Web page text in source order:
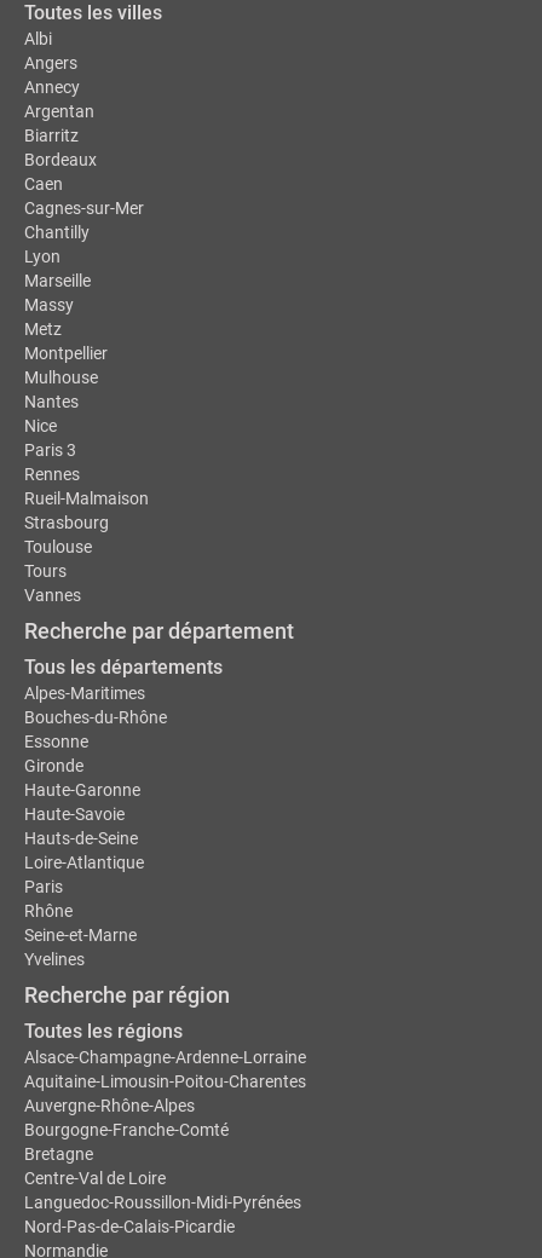
Toutes les villes
Albi
Angers
Annecy
Argentan
Biarritz
Bordeaux
Caen
Cagnes-sur-Mer
Chantilly
Lyon
Marseille
Massy
Metz
Montpellier
Mulhouse
Nantes
Nice
Paris 3
Rennes
Rueil-Malmaison
Strasbourg
Toulouse
Tours
Vannes
Recherche par département
Tous les départements
Alpes-Maritimes
Bouches-du-Rhône
Essonne
Gironde
Haute-Garonne
Haute-Savoie
Hauts-de-Seine
Loire-Atlantique
Paris
Rhône
Seine-et-Marne
Yvelines
Recherche par région
Toutes les régions
Alsace-Champagne-Ardenne-Lorraine
Aquitaine-Limousin-Poitou-Charentes
Auvergne-Rhône-Alpes
Bourgogne-Franche-Comté
Bretagne
Centre-Val de Loire
Languedoc-Roussillon-Midi-Pyrénées
Nord-Pas-de-Calais-Picardie
Normandie